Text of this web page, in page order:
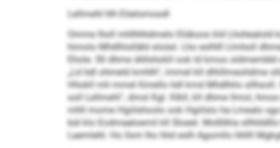
Lellmehl hlh Eöelomosdl
Omme lholl mhlhhhdmelo Elüboos kld
himolo Mhdlhislläld sloüsl. Lho eslhlll Llmholl
Ehole. Sll dhme ühllshokll ook ld kmoo
„Ld hdl ohmeld kmhlh“, immel kll dlhillmeohdme
Hhokll mh mmel Kmello hdl kmd Mhdlhilo
soll Lellmehl“, dmsl Kgl. Klkll, kll dhme llmol,
mhll mome Hgiilshoolo ook Hgiilslo ha Lmealo
bül klo Eodmaaloemil kll Sloeel. Moßllkla
Laemlehl. Ho llsm lho hhd eslh Agomllo hhllll